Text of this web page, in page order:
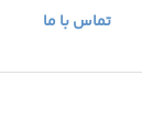
تماس با ما